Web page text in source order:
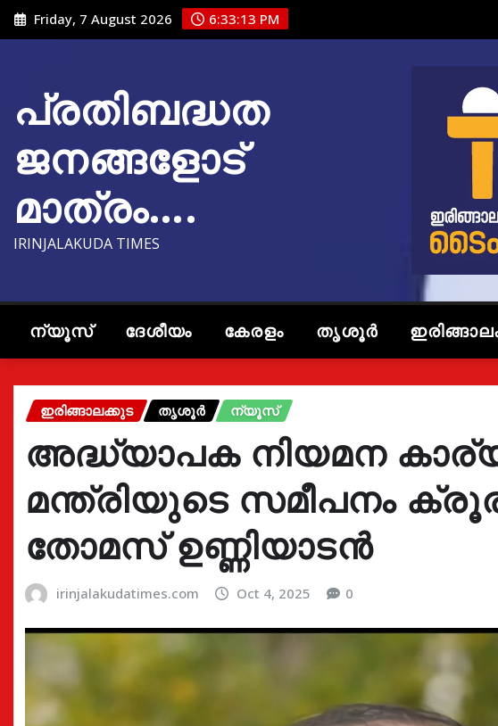
Skip
to
Friday, 7 August 2026 6:33:14 PM
പ്രതിബദ്ധത
ജനങ്ങളോട്
മാത്രം….
IRINJALAKUDA TIMES
ന്യൂസ് ദേശീയം കേരളം തൃശൂർ
ഇരിങ്ങാലക്കുട തൃശൂർ ന്യൂസ്
അദ്ധ്യാപക നിയമന
മന്ത്രിയുടെ സമീപനം
തോമസ് ഉണ്ണിയാടൻ
irinjalakudatimes.com Oct 4, 2025 0